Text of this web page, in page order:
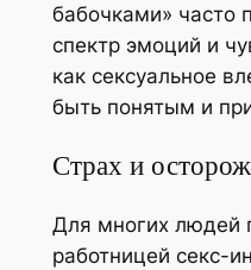
бабочками» часто
спектр эмоций и
как сексуальное
быть понятым и
Страх и
Для многих людей
работницей секс-